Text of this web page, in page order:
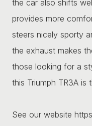
the car also shifts
provides more
steers nicely sporty
the exhaust makes
those looking for a
this Triumph TR3A is
See our website